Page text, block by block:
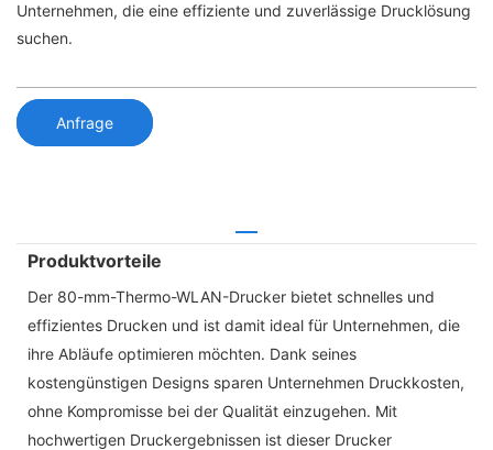
Unternehmen, die eine effiziente und zuverlässige Drucklösung
suchen.
Anfrage
Produktvorteile
Der 80-mm-Thermo-WLAN-Drucker bietet schnelles und
effizientes Drucken und ist damit ideal für Unternehmen, die
ihre Abläufe optimieren möchten. Dank seines
kostengünstigen Designs sparen Unternehmen Druckkosten,
ohne Kompromisse bei der Qualität einzugehen. Mit
hochwertigen Druckergebnissen ist dieser Drucker